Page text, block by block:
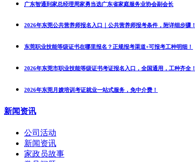
广东智通到家总经理周家勇当选广东省家庭服务业协会副会长
2026年东莞公共营养师报名入口｜公共营养师报考条件，附详细步骤！
东莞职业技能等级证书在哪里报名？正规报考渠道+可报考工种明细！
2026年东莞市职业技能等级证书考证报名入口，全国通用，工种齐全！
2026年东莞月嫂培训考证就业一站式服务，免中介费！
新闻资讯
公司活动
新闻资讯
家政员故事